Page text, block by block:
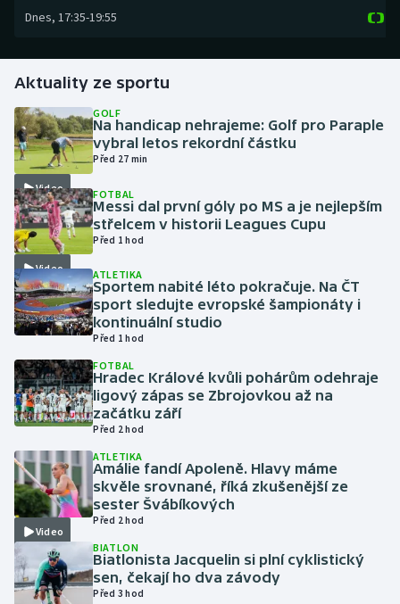
Futsal
Golf
Gymnastika
Házená
Jezdectví
Judo
Krasobruslení
Lezení
Lyže a snowboard
Moderní pětiboj
Motorsport
Olympijské hry
Parasport
Dnes, 17:35-19:55
Aktuality ze sportu
Video
GOLF
Na handicap nehrajeme: Golf pro Paraple
vybral letos rekordní částku
Před 27 min
Video
FOTBAL
Messi dal první góly po MS a je nejlepším
střelcem v historii Leagues Cupu
Před 1 hod
ATLETIKA
Sportem nabité léto pokračuje. Na ČT
sport sledujte evropské šampionáty i
kontinuální studio
Před 1 hod
FOTBAL
Hradec Králové kvůli pohárům odehraje
ligový zápas se Zbrojovkou až na
začátku září
Před 2 hod
Video
ATLETIKA
Amálie fandí Apoleně. Hlavy máme
skvěle srovnané, říká zkušenější ze
sester Švábíkových
Před 2 hod
BIATLON
Biatlonista Jacquelin si plní cyklistický
sen, čekají ho dva závody
Před 3 hod